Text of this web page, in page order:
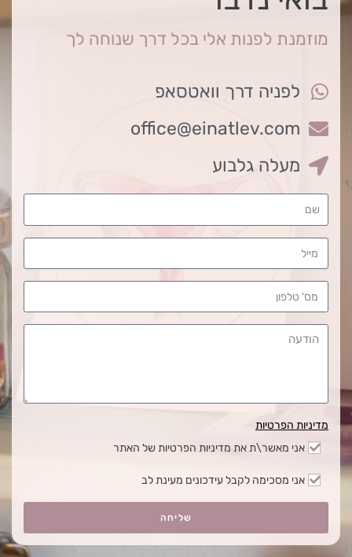
מוזמנת לפנות אלי בכל דרך שנוחה לך
לפניה דרך וואטסאפ
office@einatlev.com
מעלה גלבוע
מדיניות הפרטיות
אני מאשר\ת את מדיניות הפרטיות של האתר
אני מסכימה לקבל עידכונים מעינת לב
שליחה